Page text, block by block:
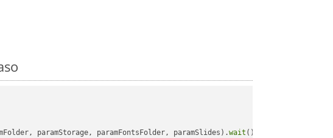
paramStorage, paramFontsFolder, paramSlides).wait ();